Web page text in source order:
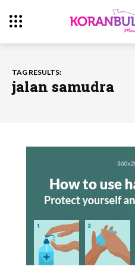
TAG RESULTS:
jalan samudra